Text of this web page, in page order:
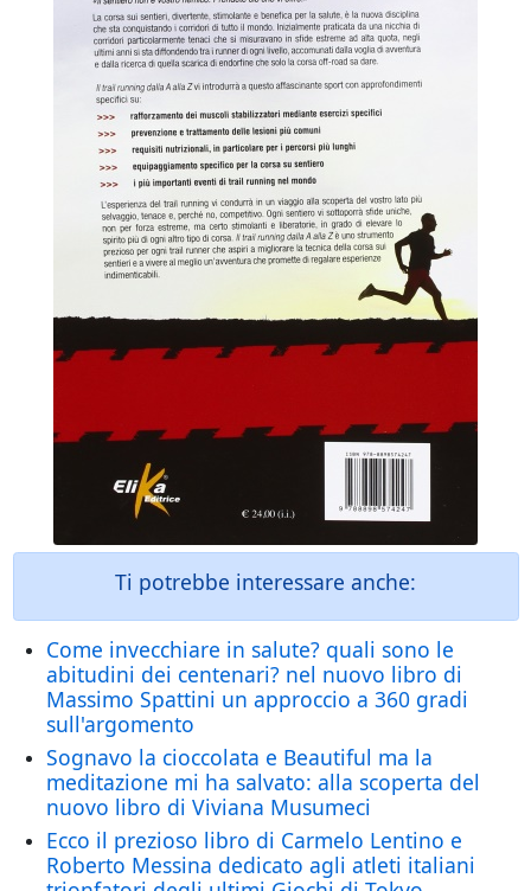
Ti potrebbe interessare anche:
Come invecchiare in salute? quali sono le
abitudini dei centenari? nel nuovo libro di
Massimo Spattini un approccio a 360 gradi
sull'argomento
Sognavo la cioccolata e Beautiful ma la
meditazione mi ha salvato: alla scoperta del
nuovo libro di Viviana Musumeci
Ecco il prezioso libro di Carmelo Lentino e
Roberto Messina dedicato agli atleti italiani